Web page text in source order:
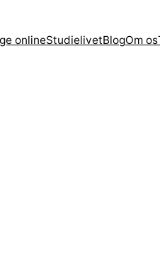
onlineStudielivetBlogOm os